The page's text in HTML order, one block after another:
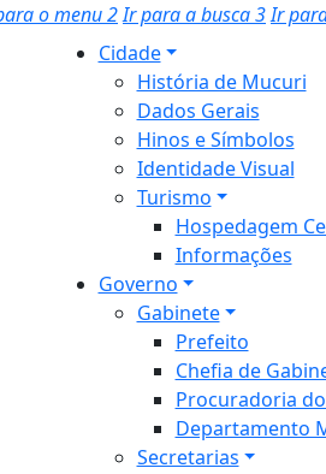
o menu2Ir para a busca3Ir
Cidade
História de Mucuri
Dados Gerais
Hinos e Símbolos
Identidade Visual
Turismo
Hospedagem
Informações
Governo
Gabinete
Prefeito
Chefia de
Procuradoria
Departamento
Secretarias